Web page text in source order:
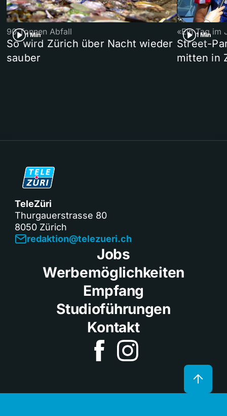
1 Min
90 Tonnen Abfall
So wird Zürich über Nacht wieder
sauber
1 Min
«Ein Tag im
Street-
mitten in
TeleZüri
Thurgauerstrasse 80
8050 Zürich
redaktion@telezueri.ch
Jobs
Werbemöglichkeiten
Empfang
Studioführungen
Kontakt